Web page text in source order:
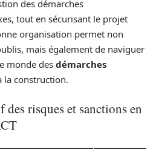
des démarches
tout en sécurisant le projet
organisation permet non
mais également de naviguer
monde des démarches
la construction.
risques et sanctions en